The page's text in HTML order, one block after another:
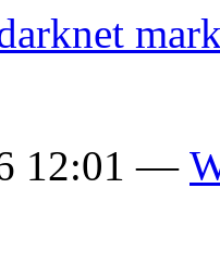
12:01 —